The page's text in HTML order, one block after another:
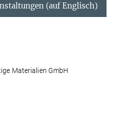
(auf Englisch)
Materialien GmbH